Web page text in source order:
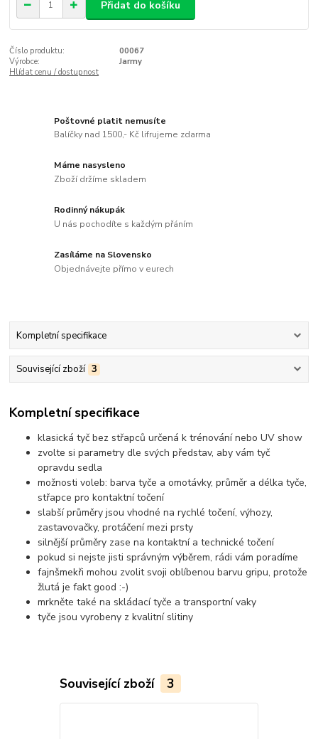
Přidat do košíku
Číslo produktu:
00067
Výrobce:
Jarmy
Hlídat cenu / dostupnost
Poštovné platit nemusíte
Balíčky nad 1500,- Kč lifrujeme zdarma
Máme nasysleno
Zboží držíme skladem
Rodinný nákupák
U nás pochodíte s každým přáním
Zasíláme na Slovensko
Objednávejte přímo v eurech
Kompletní specifikace
Související zboží 3
Kompletní specifikace
klasická tyč bez střapců určená k trénování nebo UV show
zvolte si parametry dle svých představ, aby vám tyč
opravdu sedla
možnosti voleb: barva tyče a omotávky, průměr a délka tyče,
střapce pro kontaktní točení
slabší průměry jsou vhodné na rychlé točení, výhozy,
zastavovačky, protáčení mezi prsty
silnější průměry zase na kontaktní a technické točení
pokud si nejste jisti správným výběrem, rádi vám poradíme
fajnšmekři mohou zvolit svoji oblíbenou barvu gripu, protože
žlutá je fakt good :-)
mrkněte také na skládací tyče a transportní vaky
tyče jsou vyrobeny z kvalitní slitiny
Související zboží 3